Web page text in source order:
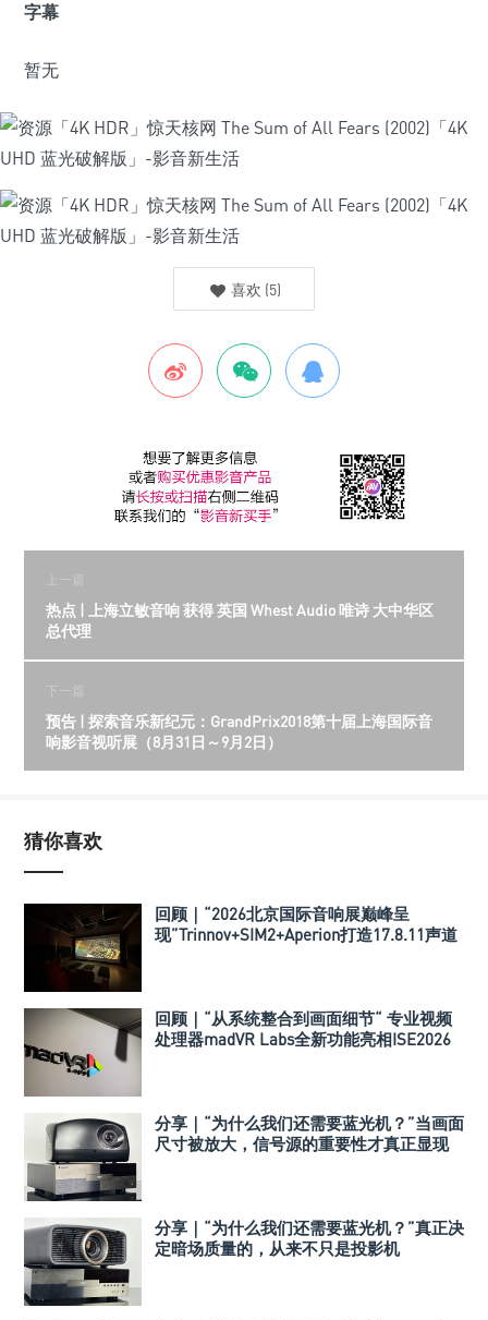
字幕
暂无
喜欢 (5)
上一篇
热点 | 上海立敏音响 获得 英国 Whest Audio 唯诗 大中华区
总代理
下一篇
预告 | 探索音乐新纪元：GrandPrix2018第十届上海国际音
响影音视听展（8月31日～9月2日）
猜你喜欢
回顾｜“2026北京国际音响展巅峰呈
现”Trinnov+SIM2+Aperion打造17.8.11声道
回顾｜“从系统整合到画面细节“ 专业视频
处理器madVR Labs全新功能亮相ISE2026
分享｜“为什么我们还需要蓝光机？”当画面
尺寸被放大，信号源的重要性才真正显现
分享｜“为什么我们还需要蓝光机？”真正决
定暗场质量的，从来不只是投影机